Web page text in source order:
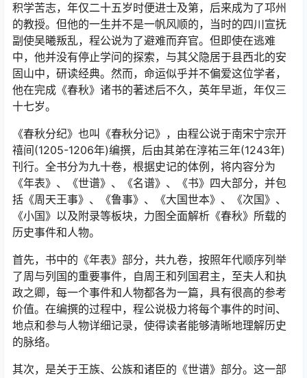
积学苦志，年仅二十五岁时便进士及第，后来成为了邛州
的教授。但他的一生并不是一帆风顺的，当时的四川宣抚
副使吴曦叛乱，程公说为了避难而弃官。但即使在逃难
中，他并没有停止学问的探索，与其父隐居于县西北的安
固山中，研读经典。然而，命运似乎并不偏爱这位学者，
他在完成《春秋》诸书的著述后不久，英年早逝，年仅三
十七岁。
《春秋分纪》也叫《春秋分记》，由程公说于南宋宁宗开
禧间(1205-1206年)编撰，后由其弟在淳祐三年(1243年)
刊行。全书分为九十卷，根据史记的体例，将内容分为
《年表》、《世谱》、《名谱》、《书》四大部分，并包
括《周天王事》、《鲁事》、《大国世本》、《次国》、
《小国》以及附录等板块，力图全面解析《春秋》所载的
历史事件和人物。
首先，书中的《年表》部分，共九卷，按照年代顺序列举
了周与列国的重要事件，自周王和列国君主，至夫人和执
政之卿，每一个事件和人物都各为一篇，具有很高的参考
价值。在编撰的过程中，程公说极力将每个事件的时间、
地点和参与人物详细记录，使得读者能够清晰地理解历史
的脉络。
其次，是关于王族、公族和诸臣的《世谱》部分。这一部